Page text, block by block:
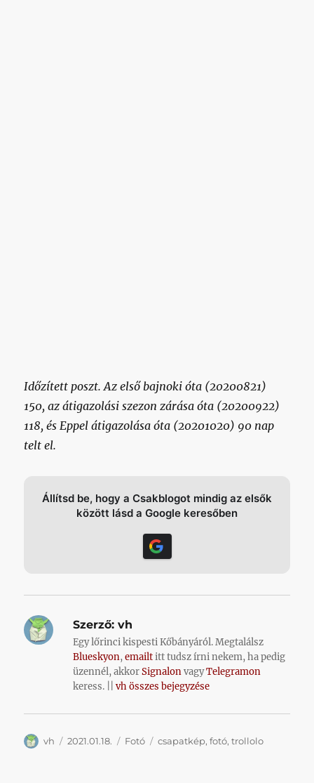
Időzített poszt. Az első bajnoki óta (20200821)
150, az átigazolási szezon zárása óta (20200922)
118, és Eppel átigazolása óta (20201020) 90 nap
telt el.
Állítsd be, hogy a Csakblogot mindig az elsők
között lásd a Google keresőben
Szerző: vh
Egy lőrinci kispesti Kőbányáról. Megtalálsz
Blueskyon,emailtitt tudsz írni nekem, ha pedig
üzennél, akkorSignalonvagyTelegramon
keress. ||vh összes bejegyzése
Szerző
vh Közzétéve
2021.01.18. Kategória
Fotó Címke
csapatkép,fotó,trollolo